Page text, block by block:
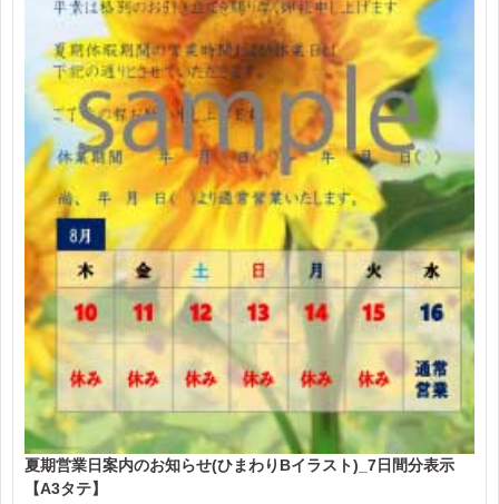
夏期営業日案内のお知らせ(ひまわりBイラスト)_7日間分表示
【A3タテ】